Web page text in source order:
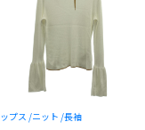
ップス /ニット /長袖